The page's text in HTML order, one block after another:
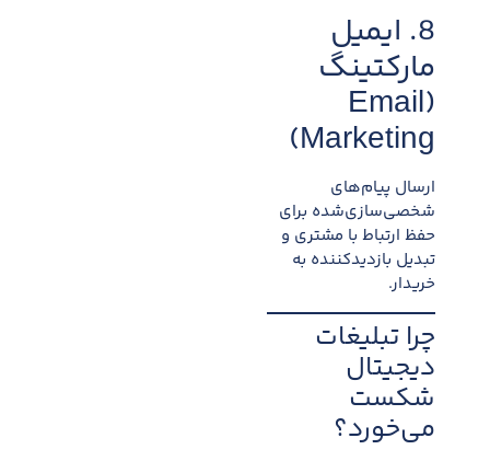
8. ایمیل
مارکتینگ
(Email
Marketing)
ارسال پیام‌های
شخصی‌سازی‌شده برای
حفظ ارتباط با مشتری و
تبدیل بازدیدکننده به
خریدار.
چرا تبلیغات
دیجیتال
شکست
می‌خورد؟